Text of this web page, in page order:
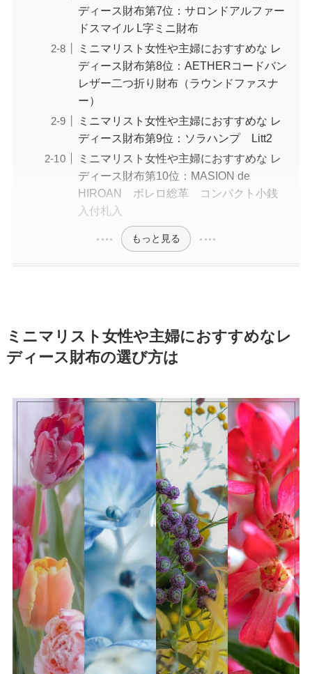
ディース財布第7位：サロンドアルファー
ドスマイル L字ミニ財布
ミニマリスト女性や主婦におすすめな レ
ディース財布第8位：AETHERコードバン
レザー二つ折り財布（ラウンドファスナ
ー）
ミニマリスト女性や主婦におすすめな レ
ディース財布第9位：ソラハンプ Litt2
ミニマリスト女性や主婦におすすめな レ
ディース財布第10位：MASION de
HIROAN ボレロ総革 コンパクト小銭
入付札入
もっと見る
ミニマリスト女性や主婦におすすめなレ
ディース財布の選び方は